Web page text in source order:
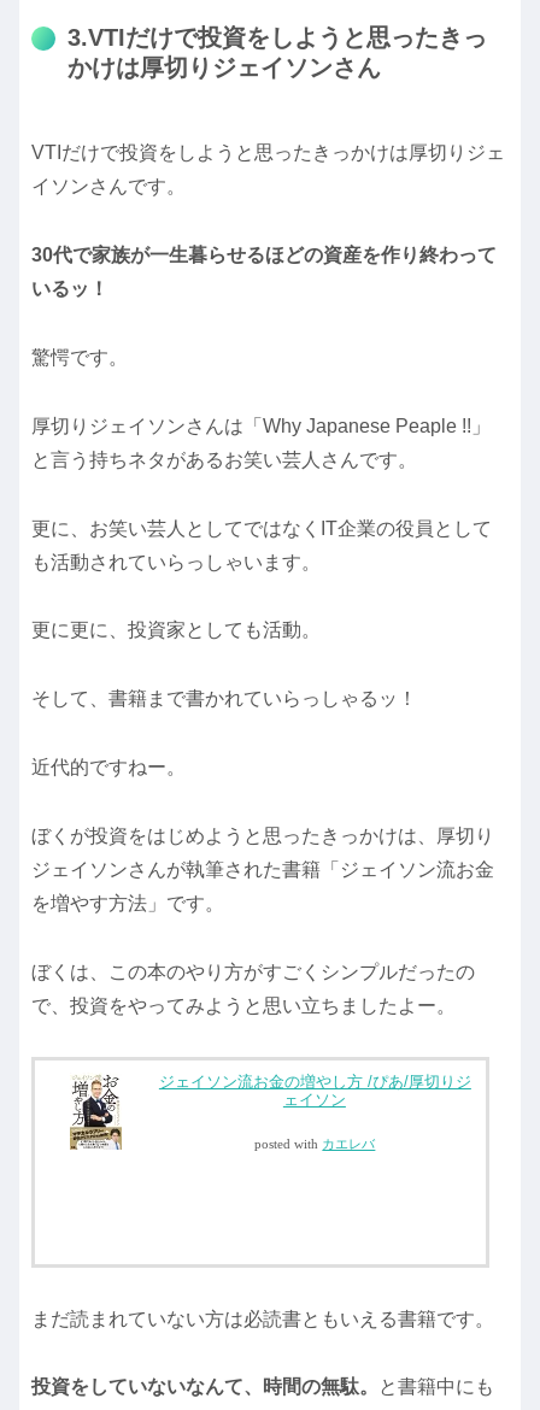
3.VTIだけで投資をしようと思ったきっ
かけは厚切りジェイソンさん
VTIだけで投資をしようと思ったきっかけは厚切りジェ
イソンさんです。
30代で家族が一生暮らせるほどの資産を作り終わって
いるッ！
驚愕です。
厚切りジェイソンさんは「Why Japanese Peaple !!」
と言う持ちネタがあるお笑い芸人さんです。
更に、お笑い芸人としてではなくIT企業の役員として
も活動されていらっしゃいます。
更に更に、投資家としても活動。
そして、書籍まで書かれていらっしゃるッ！
近代的ですねー。
ぼくが投資をはじめようと思ったきっかけは、厚切り
ジェイソンさんが執筆された書籍「ジェイソン流お金
を増やす方法」です。
ぼくは、この本のやり方がすごくシンプルだったの
で、投資をやってみようと思い立ちましたよー。
ジェイソン流お金の増やし方 /ぴあ/厚切りジ
ェイソン
posted with カエレバ
まだ読まれていない方は必読書ともいえる書籍です。
投資をしていないなんて、時間の無駄。
と書籍中にも